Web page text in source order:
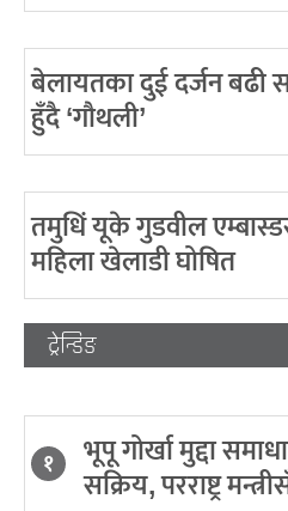
बेलायतका दुई दर्जन बढी
हुँदै ‘गौथली’
तमुधिं यूके गुडवील
महिला खेलाडी घोषित
ट्रेन्डिङ
१ भूपू गोर्खा मुद्दा
सक्रिय, परराष्ट्र